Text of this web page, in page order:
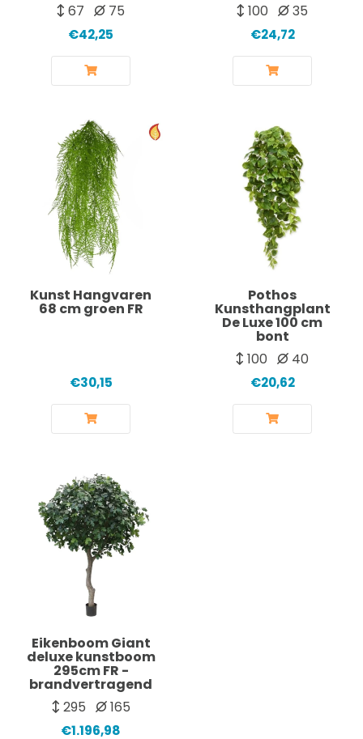
67
75
€42,25
100
35
€24,72
Kunst Hangvaren
68 cm groen FR
€30,15
Pothos
Kunsthangplant
De Luxe 100 cm
bont
100
40
€20,62
Eikenboom Giant
deluxe kunstboom
295cm FR -
brandvertragend
295
165
€1.196,98